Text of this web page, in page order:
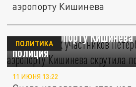
аэропорту Кишинева
Молдавских участников
МЭФ в аэропорту Кишинева
полиция
ПОЛИТИКА
11 ИЮНЯ 13:22